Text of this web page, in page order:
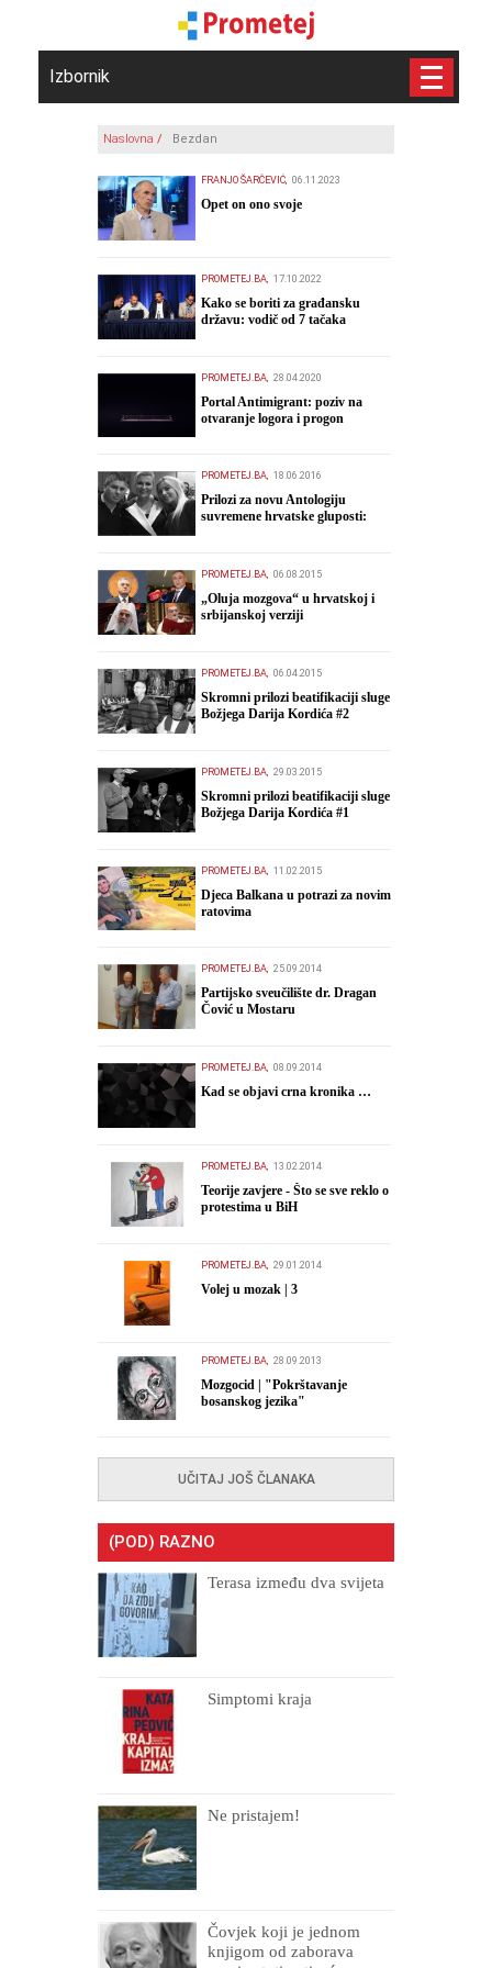
Izbornik
Naslovna / Bezdan
FRANJO ŠARČEVIĆ, 06.11.2023
​Opet on ono svoje
PROMETEJ.BA, 17.10.2022
Kako se boriti za građansku
državu: vodič od 7 tačaka
PROMETEJ.BA, 28.04.2020
Portal Antimigrant: poziv na
otvaranje logora i progon
PROMETEJ.BA, 18.06.2016
Prilozi za novu Antologiju
suvremene hrvatske gluposti:
PROMETEJ.BA, 06.08.2015
„Oluja mozgova“ u hrvatskoj i
srbijanskoj verziji
PROMETEJ.BA, 06.04.2015
Skromni prilozi beatifikaciji sluge
Božjega Darija Kordića #2
PROMETEJ.BA, 29.03.2015
Skromni prilozi beatifikaciji sluge
Božjega Darija Kordića #1
PROMETEJ.BA, 11.02.2015
Djeca Balkana u potrazi za novim
ratovima
PROMETEJ.BA, 25.09.2014
Partijsko sveučilište dr. Dragan
Čović u Mostaru
PROMETEJ.BA, 08.09.2014
Kad se objavi crna kronika …
PROMETEJ.BA, 13.02.2014
Teorije zavjere - Što se sve reklo o
protestima u BiH
PROMETEJ.BA, 29.01.2014
Volej u mozak | 3
PROMETEJ.BA, 28.09.2013
Mozgocid | "Pokrštavanje
bosanskog jezika"
UČITAJ JOŠ ČLANAKA
(POD) RAZNO
Terasa između dva svijeta
Simptomi kraja
Ne pristajem!
Čovjek koji je jednom
knjigom od zaborava